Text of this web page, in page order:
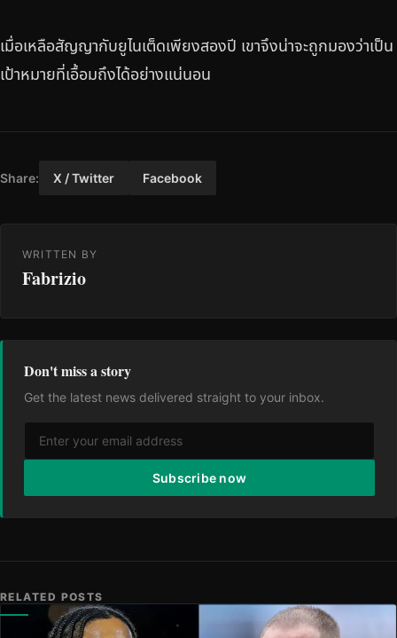
เมื่อเหลือสัญญากับยูไนเต็ดเพียงสองปี เขาจึงน่าจะถูกมองว่าเป็น
เป้าหมายที่เอื้อมถึงได้อย่างแน่นอน
Share: X / Twitter Facebook
WRITTEN BY
Fabrizio
Don't miss a story
Get the latest news delivered straight to your inbox.
Subscribe now
RELATED POSTS